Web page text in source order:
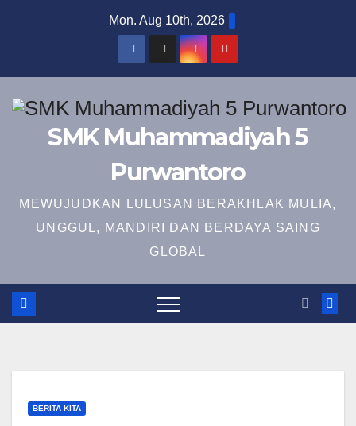
Mon. Aug 10th, 2026
SMK Muhammadiyah 5
Purwantoro
MEWUJUDKAN LULUSAN BERAKHLAK MULIA,
UNGGUL, MANDIRI DAN BERDAYA SAING
GLOBAL
BERITA KITA